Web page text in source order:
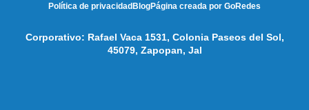
Política de privacidadBlogPágina creada por GoRedes
Corporativo: Rafael Vaca 1531, Colonia Paseos del Sol,
45079, Zapopan, Jal